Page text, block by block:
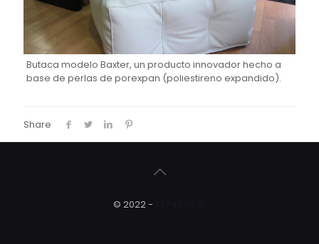
Butaca modelo Baxter, un producto innovador hecho a
base de perlas de porexpan (poliestireno expandido).
Share
© 2022 -